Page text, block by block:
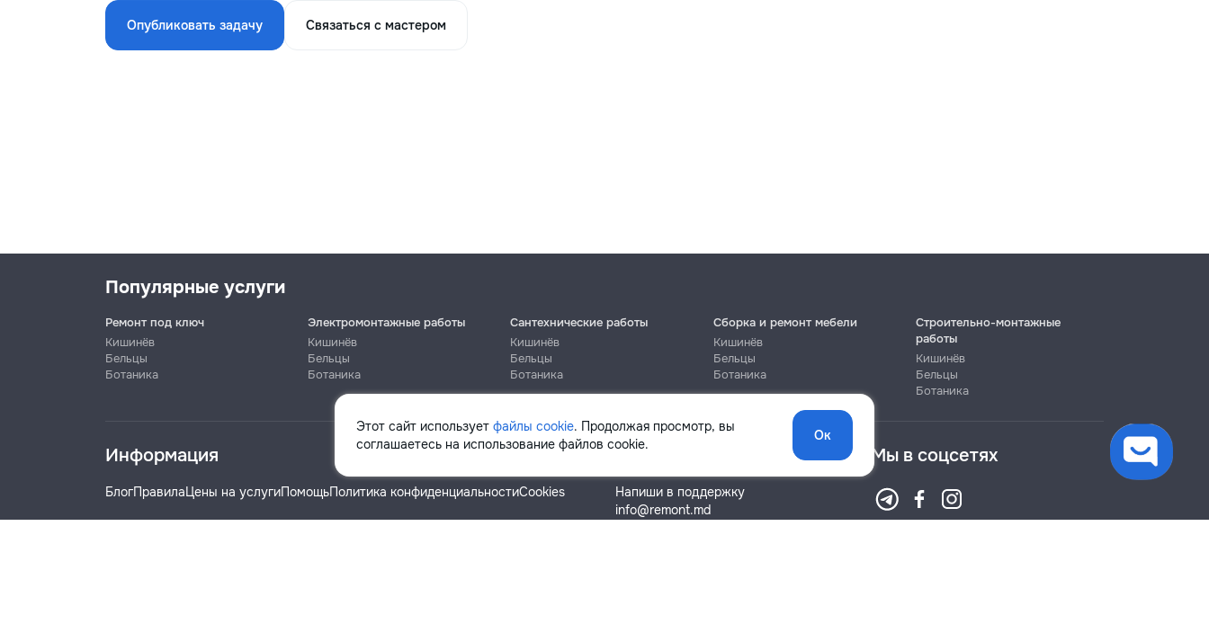
Опубликовать задачу Связаться с мастером
Этот сайт использует файлы cookie. Продолжая просмотр, вы
соглашаетесь на использование файлов cookie.
Ок
Популярные услуги
Ремонт под ключ
Кишинёв
Бельцы
Ботаника
Электромонтажные работы
Кишинёв
Бельцы
Ботаника
Сантехнические работы
Кишинёв
Бельцы
Ботаника
Сборка и ремонт мебели
Кишинёв
Бельцы
Ботаника
Строительно-монтажные
работы
Кишинёв
Бельцы
Ботаника
Информация
БлогПравилаЦены на услугиПомощьПолитика конфиденциальностиCookies
Помощь
Напиши в поддержку
info@remont.md
Мы в соцсетях